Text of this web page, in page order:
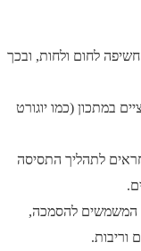
לחום ולחות, ובכך
במתכון (כמו יוגורט
לתהליך התסיסה
המשמשים להסמכה,
וריבות.